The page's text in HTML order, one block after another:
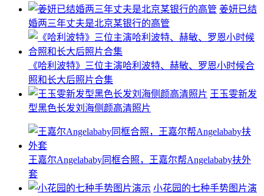
姜妍已结
婚两三年丈夫是北京某银行的高管
《哈利波特》三位主演哈利波特、赫敏、罗恩小时候合
照和长大后照片合集
王玉雯新发
型黑色长发刘海侧颜高清照片
王嘉尔Angelababy同框合照，王嘉尔帮Angelababy扶外
套
小花园的七种手势图片演